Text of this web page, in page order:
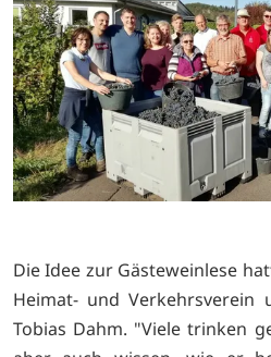
Die Idee zur Gästeweinlese
Heimat- und Verkehrsverein
Tobias Dahm. "Viele trinken